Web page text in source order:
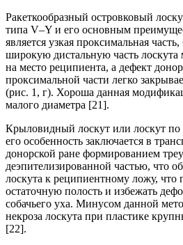
Ракеткообразный островковый
типа V–Y и его основным
является узкая проксимальная
широкую дистальную часть лоскута
на место реципиента, а дефект
проксимальной части легко
(рис. 1, г). Хороша данная
малого диаметра [21].
Крыловидный лоскут или лоскут по
его особенность заключается в
донорской ране формированием
деэпителизированной частью, что
лоскута к реципиентному ложу, что
остаточную полость и избежать
собачьего уха. Минусом данной
некроза лоскута при пластике
[22].